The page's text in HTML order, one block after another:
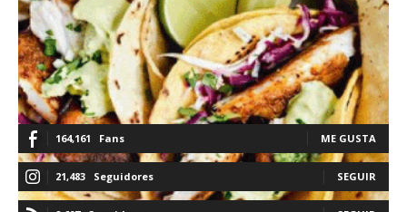
164,161 Fans ME GUSTA
21,483 Seguidores SEGUIR